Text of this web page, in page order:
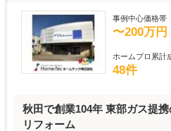
事例中心価格帯
〜200万円
ホームプロ累計
48件
秋田で創業104年 東部ガス提
リフォーム